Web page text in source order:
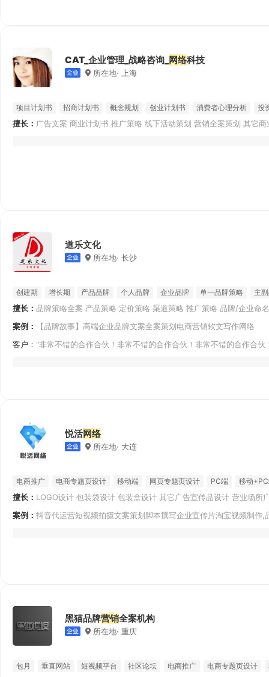
CAT_企业管理_战略咨询_ 网络科技
所在地· 上海
项目计划书 招商计划书 概念规划 创业计划书 消费者心理分析
投
众筹计划书
PPT
擅长： 广告文案 商业计划书 推广策略 线下活动策划 营销全案策划 其它
道乐文化
所在地· 长沙
创建期 增长期 产品品牌 个人品牌 企业品牌 单一品牌策略
主
综合品牌策略（一品多牌）
年度服务 月度服务
擅长： 品牌策略全案 产品策略 定价策略 渠道策略 推广策略 品牌/企业命
案例：
【品牌故事】高端企业品牌文案全案策划电商营销软文写作网络
客户： "非常不错的合作合伙！非常不错的合作合伙！非常不错的合作合
悦活网络
所在地· 大连
电商推广 电商专题页设计 移动端 网页专题页设计 PC端
移动
科技风格
商务风格
擅长： LOGO设计 包装袋设计 包装盒设计 其它广告宣传品设计 营业场所
案例： 抖音代运营短视频拍摄文案策划脚本撰写企业宣传片淘宝视频制作,
黑猫品牌营销全案机构
所在地· 重庆
包月 垂直网站 短视频平台 社区论坛 电商推广 电商专题页设计